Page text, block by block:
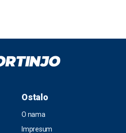
Ostalo
O nama
Impresum